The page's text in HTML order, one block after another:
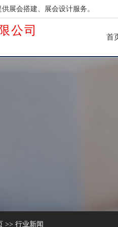
展会搭建、展会设计服务。
公司 首
>> 行业新闻